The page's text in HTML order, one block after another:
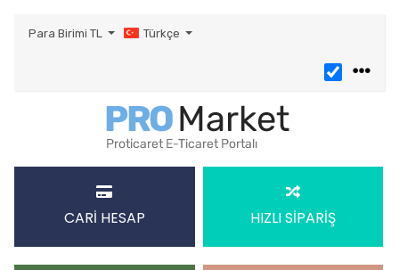
Para Birimi TL Türkçe
CARİ HESAP HIZLI SİPARİŞ